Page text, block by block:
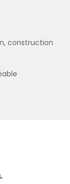
construction